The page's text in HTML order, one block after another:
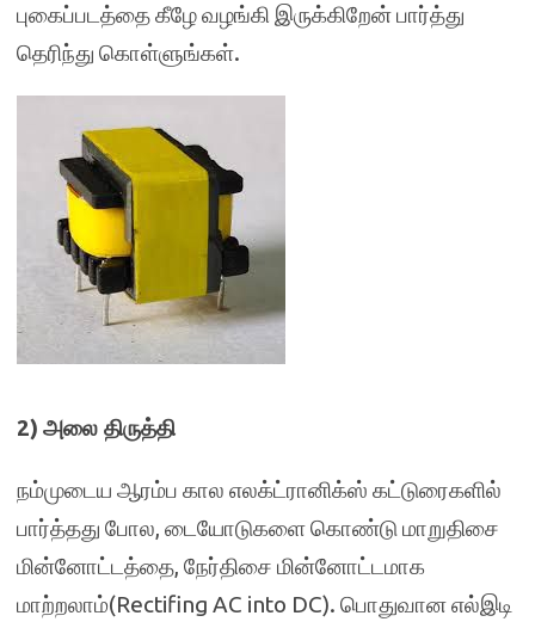
புகைப்படத்தை கீழே வழங்கி இருக்கிறேன் பார்த்து
தெரிந்து கொள்ளுங்கள்.
2) அலை திருத்தி
நம்முடைய ஆரம்ப கால எலக்ட்ரானிக்ஸ் கட்டுரைகளில்
பார்த்தது போல, டையோடுகளை கொண்டு மாறுதிசை
மின்னோட்டத்தை, நேர்திசை மின்னோட்டமாக
மாற்றலாம்(Rectifing AC into DC). பொதுவான எல்இடி